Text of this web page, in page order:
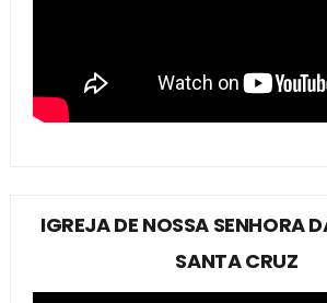
IGREJA DE NOSSA SENHORA
SANTA CRUZ